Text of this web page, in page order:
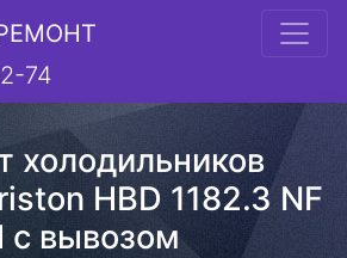
74
холодильников
HBD 1182.3 NF
с вывозом